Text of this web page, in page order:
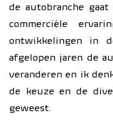
de autobranche
commerciële
ontwikkelingen in
afgelopen jaren de
veranderen en ik
de keuze en de
geweest.